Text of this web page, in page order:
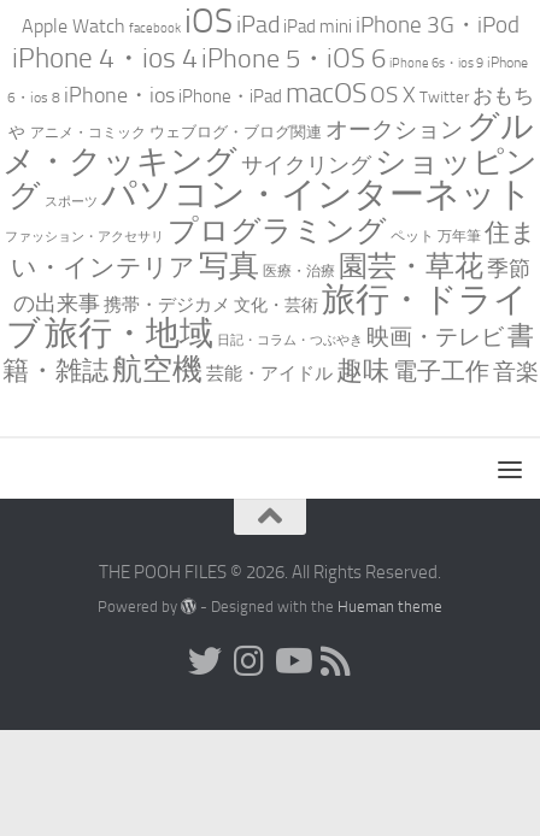
Apple Watch facebook iOS iPad iPad mini iPhone 3G・iPod
iPhone 4・ios 4iPhone 5・iOS 6 iPhone 6s・ios 9 iPhone
6・ios 8 iPhone・ios iPhone・iPad macOS OS X Twitter おもち
ゃ アニメ・コミック ウェブログ・ブログ関連 オークション グル
メ・クッキングサイクリング ショッピン
グ スポーツ パソコン・インターネット
ファッション・アクセサリ プログラミング ペット 万年筆 住ま
い・インテリア 写真 医療・治療 園芸・草花季節
の出来事携帯・デジカメ 文化・芸術 旅行・ドライ
ブ旅行・地域 日記・コラム・つぶやき 映画・テレビ書
籍・雑誌航空機 芸能・アイドル 趣味 電子工作音楽
THE POOH FILES © 2026. All Rights Reserved.
Powered by - Designed with the Hueman theme